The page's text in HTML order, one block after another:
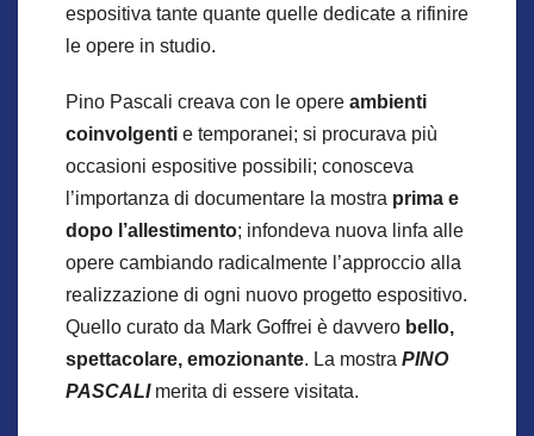
espositiva tante quante quelle dedicate a rifinire
le opere in studio.
Pino Pascali creava con le opere ambienti
coinvolgenti e temporanei; si procurava più
occasioni espositive possibili; conosceva
l’importanza di documentare la mostra prima e
dopo l’allestimento; infondeva nuova linfa alle
opere cambiando radicalmente l’approccio alla
realizzazione di ogni nuovo progetto espositivo.
Quello curato da Mark Goffrei è davvero bello,
spettacolare, emozionante. La mostra PINO
PASCALImerita di essere visitata.